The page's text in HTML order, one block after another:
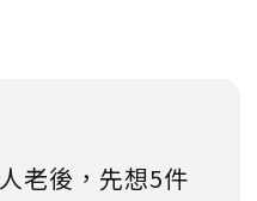
老後，先想5件